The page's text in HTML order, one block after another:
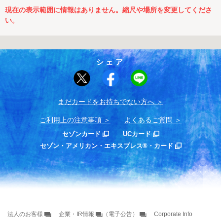
現在の表示範囲に情報はありません。縮尺や場所を変更してくださ
い。
シェア
まだカードをお持ちでない⽅へ
ご利用上の注意事項 よくあるご質問
セゾンカード
UCカード
セゾン・アメリカン・エキスプレス®・カード
法人のお客様 企業・IR情報 （電子公告） Corporate Info